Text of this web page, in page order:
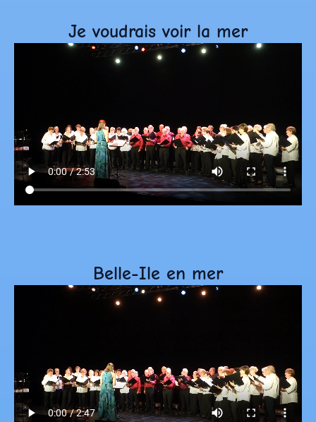
Je voudrais voir la mer
Belle-Ile en mer